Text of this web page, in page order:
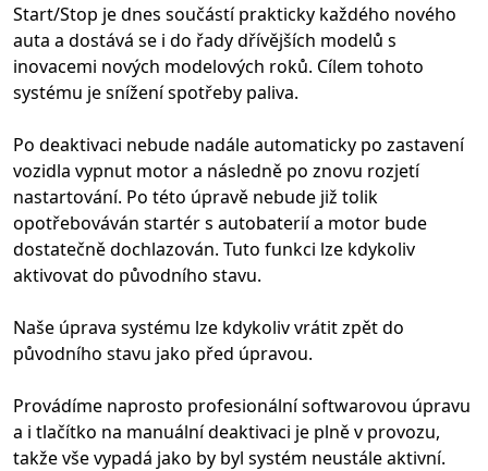
Start/Stop je dnes součástí prakticky každého nového
auta a dostává se i do řady dřívějších modelů s
inovacemi nových modelových roků. Cílem tohoto
systému je snížení spotřeby paliva.
Po deaktivaci nebude nadále automaticky po zastavení
vozidla vypnut motor a následně po znovu rozjetí
nastartování. Po této úpravě nebude již tolik
opotřebováván startér s autobaterií a motor bude
dostatečně dochlazován. Tuto funkci lze kdykoliv
aktivovat do původního stavu.
Naše úprava systému lze kdykoliv vrátit zpět do
původního stavu jako před úpravou.
Provádíme naprosto profesionální softwarovou úpravu
a i tlačítko na manuální deaktivaci je plně v provozu,
takže vše vypadá jako by byl systém neustále aktivní.